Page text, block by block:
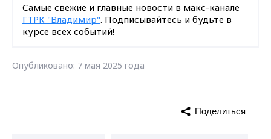
Самые свежие и главные новости в макс-канале
ГТРК "Владимир". Подписывайтесь и будьте в
курсе всех событий!
Опубликовано: 7 мая 2025 года
Поделиться